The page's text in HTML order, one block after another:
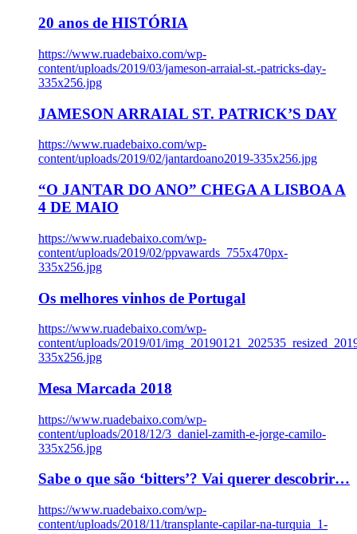
20 anos de HISTÓRIA
https://www.ruadebaixo.com/wp-
content/uploads/2019/03/jameson-arraial-st.-patricks-day-
335x256.jpg
JAMESON ARRAIAL ST. PATRICK’S DAY
https://www.ruadebaixo.com/wp-
content/uploads/2019/02/jantardoano2019-335x256.jpg
“O JANTAR DO ANO” CHEGA A LISBOA A
4 DE MAIO
https://www.ruadebaixo.com/wp-
content/uploads/2019/02/ppvawards_755x470px-
335x256.jpg
Os melhores vinhos de Portugal
https://www.ruadebaixo.com/wp-
content/uploads/2019/01/
335x256.jpg
Mesa Marcada 2018
https://www.ruadebaixo.com/wp-
content/uploads/2018/12/3_daniel-zamith-e-jorge-camilo-
335x256.jpg
Sabe o que são ‘bitters’? Vai querer descobrir…
https://www.ruadebaixo.com/wp-
content/uploads/2018/11/transplante-capilar-na-turquia_1-